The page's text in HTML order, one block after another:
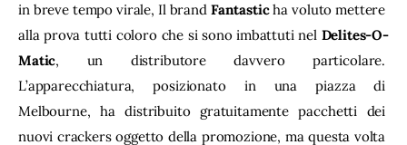
in breve tempo virale, Il brand Fantastic ha voluto mettere
alla prova tutti coloro che si sono imbattuti nel Delites-O-
Matic, un distributore davvero particolare.
L’apparecchiatura, posizionato in una piazza di
Melbourne, ha distribuito gratuitamente pacchetti dei
nuovi crackers oggetto della promozione, ma questa volta